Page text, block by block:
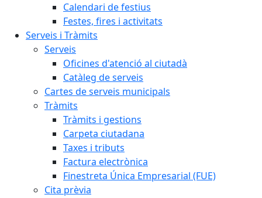
Calendari de festius
Festes, fires i activitats
Serveis i Tràmits
Serveis
Oficines d'atenció al ciutadà
Catàleg de serveis
Cartes de serveis municipals
Tràmits
Tràmits i gestions
Carpeta ciutadana
Taxes i tributs
Factura electrònica
Finestreta Única Empresarial (FUE)
Cita prèvia